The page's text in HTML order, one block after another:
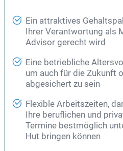
Ein attraktives
Ihrer Verantwortung als
Advisor gerecht wird
Eine betriebliche
um auch für die Zukunft
abgesichert zu sein
Flexible Arbeitszeiten,
Ihre beruflichen und
Termine bestmöglich
Hut bringen können